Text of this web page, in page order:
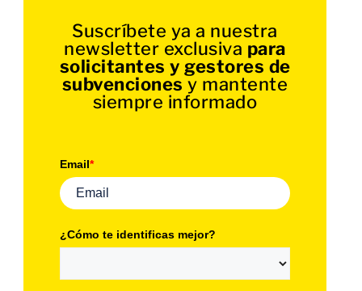
Suscríbete ya a nuestra
newsletter exclusiva para
solicitantes y gestores de
subvenciones y mantente
siempre informado
Email*
¿Cómo te identificas mejor?